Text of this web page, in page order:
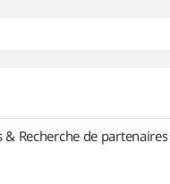
Recherche de partenaires